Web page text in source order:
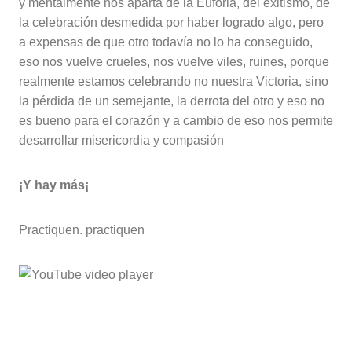
la celebración desmedida por haber logrado algo, pero
a expensas de que otro todavía no lo ha conseguido,
eso nos vuelve crueles, nos vuelve viles, ruines, porque
realmente estamos celebrando no nuestra Victoria, sino
la pérdida de un semejante, la derrota del otro y eso no
es bueno para el corazón y a cambio de eso nos permite
desarrollar misericordia y compasión
¡Y hay más¡
Practiquen. practiquen